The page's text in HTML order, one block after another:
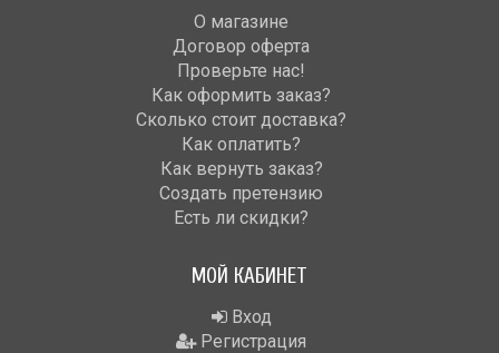
О магазине
Договор оферта
Проверьте нас!
Как оформить заказ?
Сколько стоит доставка?
Как оплатить?
Как вернуть заказ?
Создать претензию
Есть ли скидки?
МОЙ КАБИНЕТ
Вход
Регистрация